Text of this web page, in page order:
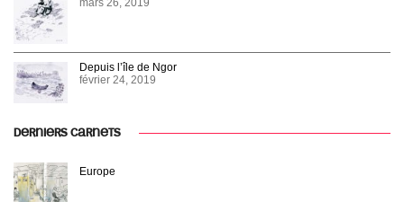
mars 26, 2019
Depuis l’île de Ngor
février 24, 2019
DERNIERS CARNETS
Europe